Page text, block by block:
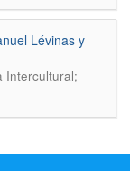
Lévinas y
Intercultural;